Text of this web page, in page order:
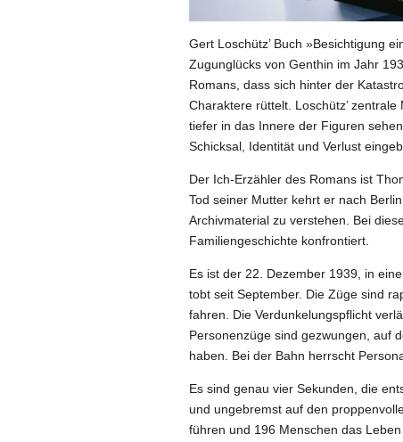
Gert Loschütz’ Buch »Besichtigung
Zugunglücks von Genthin im Jahr
Romans, dass sich hinter der
Charaktere rüttelt. Loschütz’
tiefer in das Innere der Figuren
Schicksal, Identität und Verlust
Der Ich-Erzähler des Romans ist
Tod seiner Mutter kehrt er nach
Archivmaterial zu verstehen. Bei
Familiengeschichte konfrontiert.
Es ist der 22. Dezember 1939, in
tobt seit September. Die Züge sind
fahren. Die Verdunkelungspflicht
Personenzüge sind gezwungen, auf
haben. Bei der Bahn herrscht
Es sind genau vier Sekunden, die
und ungebremst auf den
führen und 196 Menschen das